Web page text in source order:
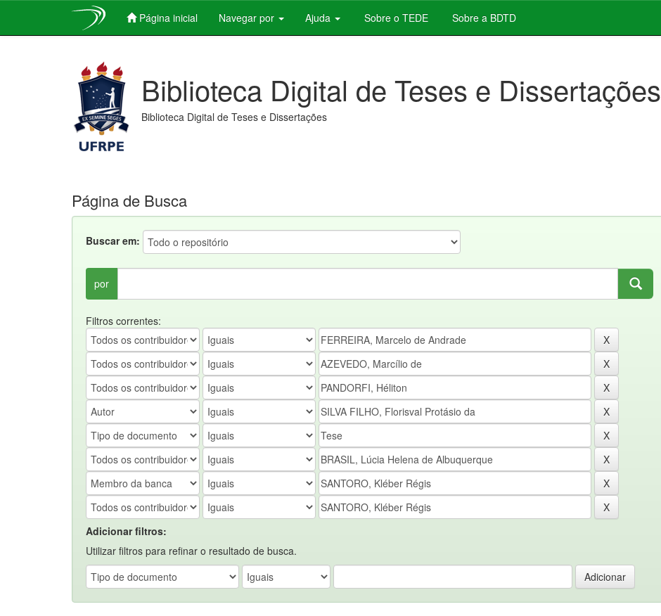
Página inicial Navegar por Ajuda Sobre o TEDE Sobre a BDTD
Biblioteca Digital de Teses e Dissertações
Biblioteca Digital de Teses e Dissertações
Página de Busca
Buscar em:
por
Filtros correntes:
Adicionar filtros:
Utilizar filtros para refinar o resultado de busca.